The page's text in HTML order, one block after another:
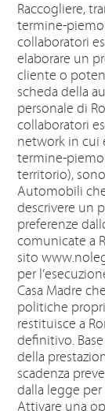
Raccogliere,
termine-
collaboratori
elaborare un
cliente o
scheda della
personale di
collaboratori
network in cui
termine-
territorio),
Automobili
descrivere un
preferenze
comunicate a
sito
per
Casa Madre
politiche
restituisce a
definitivo.
della
scadenza
dalla legge
Attivare una